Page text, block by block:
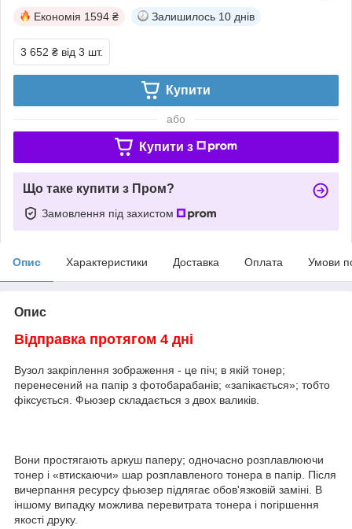
Економія 1594 ₴ Залишилось 10 днів
3 652 ₴ від 3 шт.
Купити
або
Купити з
Що таке купити з Пром?
Замовлення під захистом
Опис Характеристики Доставка Оплата Умови
Опис
Відправка протягом 4 дні
Вузол закріплення зображення - це піч; в якій тонер;
перенесений на папір з фотобарабанів; «запікається»; тобто
фіксується. Фьюзер складається з двох валиків.
Вони простягають аркуш паперу; одночасно розплавлюючи
тонер і «втискаючи» шар розплавленого тонера в папір. Після
вичерпання ресурсу фьюзер підлягає обов'язковій заміні. В
іншому випадку можлива перевитрата тонера і погіршення
якості друку.